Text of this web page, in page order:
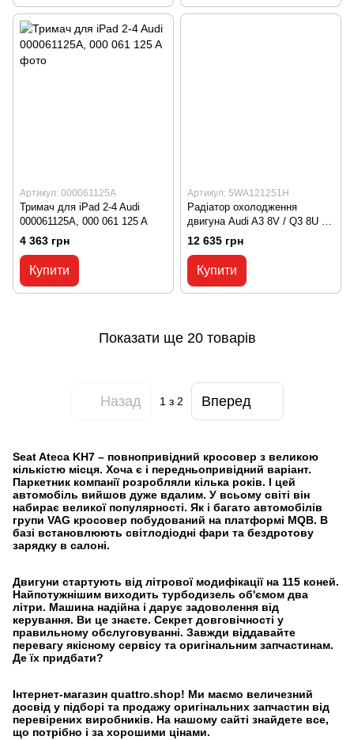
Артикул: 000061125A
Тримач для iPad 2-4 Audi
000061125A, 000 061 125 A
4 363 грн
Купити
Артикул: 5WA121251H
Радіатор охолодження
двигуна Audi A3 8V / Q3 8U /
VW Arteon / Golf 7 / Golf 8 /
Jetta 7 / Passat B8
5WA121251H, 5WA 121 251 H
12 635 грн
Купити
Показати ще 20 товарів
Назад 1з 2 Вперед
Seat Ateca KH7 – повнопривідний кросовер з великою
кількістю місця. Хоча є і передньопривідний варіант.
Паркетник компанії розробляли кілька років. І цей
автомобіль вийшов дуже вдалим. У всьому світі він
набирає великої популярності. Як і багато автомобілів
групи VAG кросовер побудований на платформі MQB. В
базі встановлюють світлодіодні фари та бездротову
зарядку в салоні.
Двигуни стартують від літрової модифікації на 115 коней.
Найпотужнішим виходить турбодизель об'ємом два
літри. Машина надійна і дарує задоволення від
керування. Ви це знаєте. Секрет довговічності у
правильному обслуговуванні. Завжди віддавайте
перевагу якісному сервісу та оригінальним запчастинам.
Де їх придбати?
Інтернет-магазин quattro.shop! Ми маємо величезний
досвід у підборі та продажу оригінальних запчастин від
перевірених виробників. На нашому сайті знайдете все,
що потрібно і за хорошими цінами.